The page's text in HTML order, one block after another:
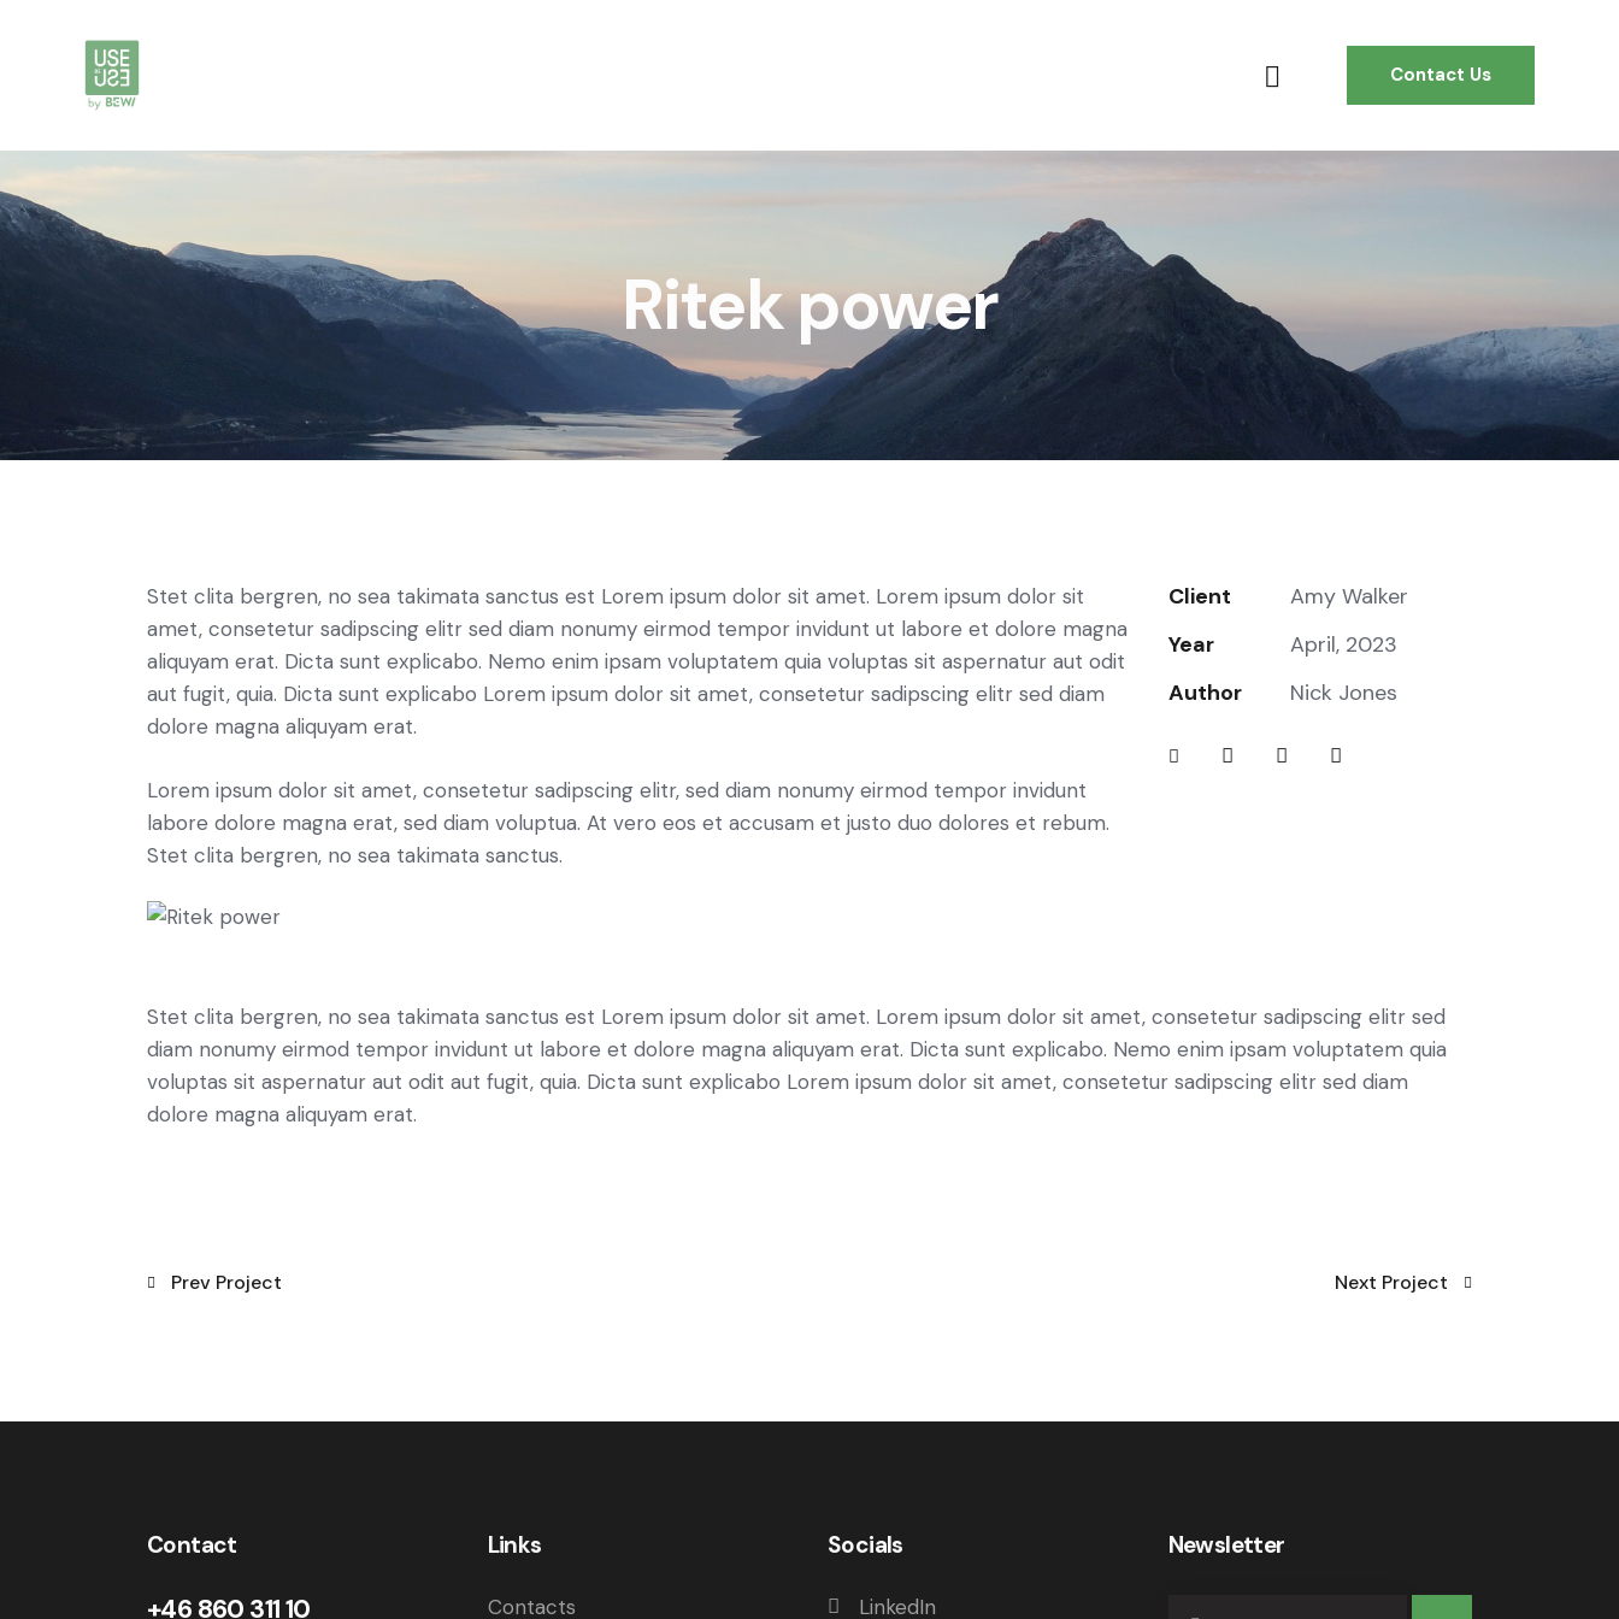
Contact Us
Ritek power
Stet clita bergren, no sea takimata sanctus est Lorem ipsum dolor sit amet. Lorem ipsum dolor sit
amet, consetetur sadipscing elitr sed diam nonumy eirmod tempor invidunt ut labore et dolore magna
aliquyam erat. Dicta sunt explicabo. Nemo enim ipsam voluptatem quia voluptas sit aspernatur aut odit
aut fugit, quia. Dicta sunt explicabo Lorem ipsum dolor sit amet, consetetur sadipscing elitr sed diam
dolore magna aliquyam erat.
Lorem ipsum dolor sit amet, consetetur sadipscing elitr, sed diam nonumy eirmod tempor invidunt
labore dolore magna erat, sed diam voluptua. At vero eos et accusam et justo duo dolores et rebum.
Stet clita bergren, no sea takimata sanctus.
Client
Amy Walker
Year
April, 2023
Author
Nick Jones
Stet clita bergren, no sea takimata sanctus est Lorem ipsum dolor sit amet. Lorem ipsum dolor sit amet, consetetur sadipscing elitr sed
diam nonumy eirmod tempor invidunt ut labore et dolore magna aliquyam erat. Dicta sunt explicabo. Nemo enim ipsam voluptatem quia
voluptas sit aspernatur aut odit aut fugit, quia. Dicta sunt explicabo Lorem ipsum dolor sit amet, consetetur sadipscing elitr sed diam
dolore magna aliquyam erat.
Prev Project Next Project
Contact
+46 860 311 10
Links
Contacts
Socials
LinkedIn
Newsletter